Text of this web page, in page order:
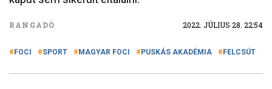
RANGADÓ 2022. JÚLIUS 28. 22:54
FOCI SPORT MAGYAR FOCI PUSKÁS AKADÉMIA FELCSÚT